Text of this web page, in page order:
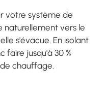
votre système de
naturellement vers le
s'évacue. En isolant
faire jusqu'à 30 %
chauffage.